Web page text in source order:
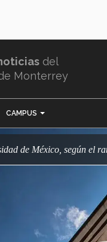
del
Monterrey
CAMPUS
de México, según el